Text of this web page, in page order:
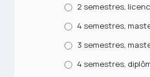
2 semestres,
4 semestres,
3 semestres,
4 semestres,